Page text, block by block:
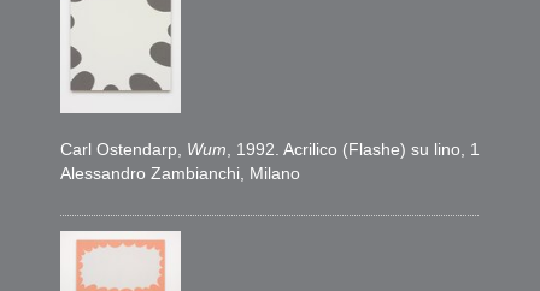
Carl Ostendarp, Wum , 1992. Acrilico (Flashe) su lino, 144,7
Alessandro Zambianchi, Milano